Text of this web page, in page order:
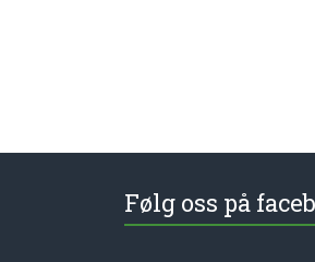
Følg oss på